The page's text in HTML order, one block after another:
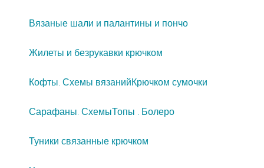
Вязаные шали и палантины и пончо
Жилеты и безрукавки крючком
Кофты. Схемы вязанийКрючком сумочки
Сарафаны. СхемыТопы . Болеро
Туники связанные крючком